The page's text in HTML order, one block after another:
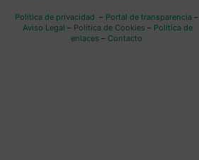
Política de privacidad – Portal de transparencia–
Aviso Legal – Política de Cookies – Política de
enlaces – Contacto